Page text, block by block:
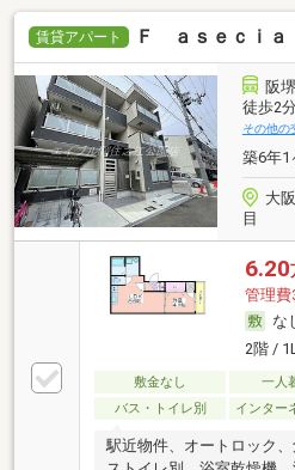
賃貸アパート Ｆ ａｓｅｃｉ
阪
徒歩2分
その他の
築6年1
大
目
6.20
管理費
な
2階 /
敷金なし 一人
バス・トイレ別
インター
駅近物件、オートロック